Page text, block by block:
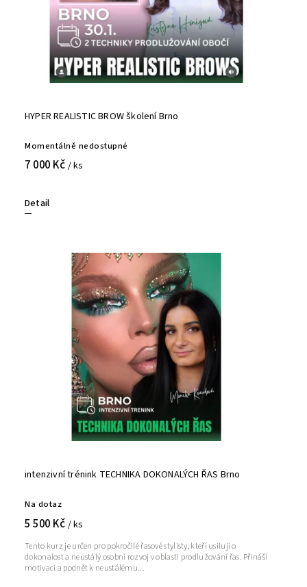
HYPER REALISTIC BROW školení Brno
Momentálně nedostupné
7 000 Kč / ks
Detail
intenzivní trénink TECHNIKA DOKONALÝCH ŘAS Brno
Na dotaz
5 500 Kč / ks
Tento kurz je určen pro pokročilé řasové stylisty, kteří usilují o
dokonalost a neustálý osobní rozvoj v oblasti prodlužování řas. Přináší
motivaci a podnět k neustálému...